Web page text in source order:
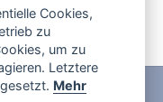
auftritt.Cookies,
zu
um zu
Letztere
Mehr